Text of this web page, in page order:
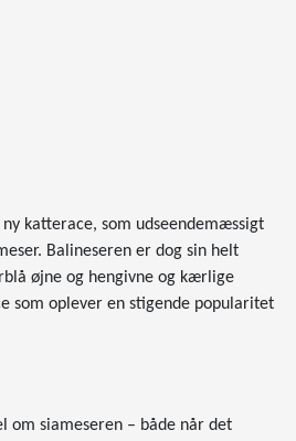
katterace, som udseendemæssigt
Balineseren er dog sin helt
øjne og hengivne og kærlige
som oplever en stigende popularitet
om siameseren – både når det